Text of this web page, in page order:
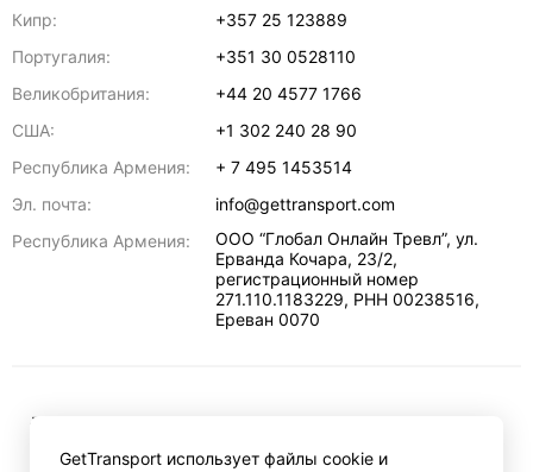
Кипр:
+357 25 123889
Португалия:
+351 30 0528110
Великобритания:
+44 20 4577 1766
США:
+1 302 240 28 90
Республика Армения:
+ 7 495 1453514
Эл. почта:
info@gettransport.com
Республика Армения:
ООО “Глобал Онлайн Тревл”, ул.
Ерванда Кочара, 23/2,
регистрационный номер
271.110.1183229, РНН 00238516,
Ереван 0070
₽
GetTransport использует файлы cookie и